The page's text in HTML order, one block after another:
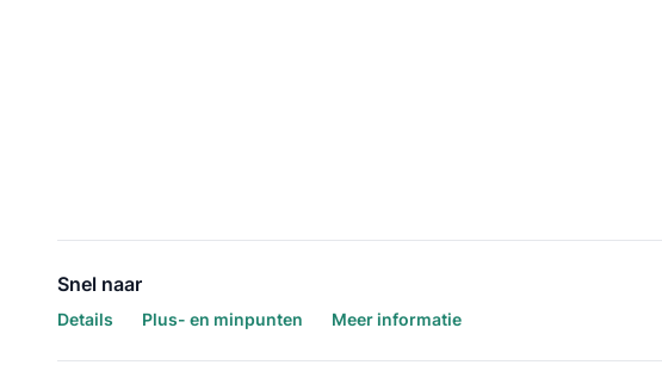
Snel naar
Details Plus- en minpunten Meer informatie